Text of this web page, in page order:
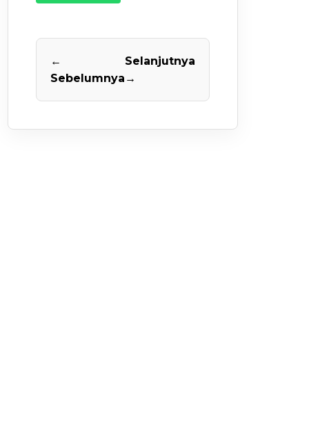
←
Sebelumnya
Selanjutnya
→